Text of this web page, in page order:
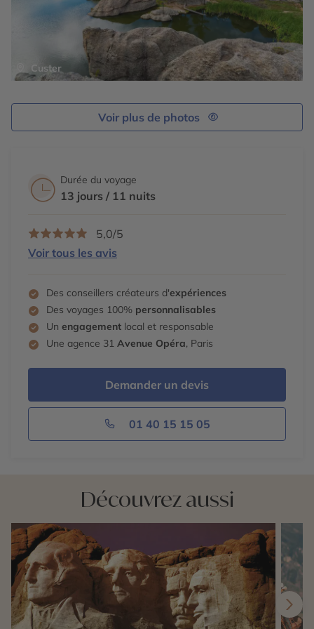
Custer
Voir plus de photos
Durée du voyage
13 jours / 11 nuits
5,0/5
Voir tous les avis
Des conseillers créateurs d'expériences
Des voyages 100% personnalisables
Un engagement local et responsable
Une agence 31 Avenue Opéra, Paris
Demander un devis
01 40 15 15 05
Découvrez aussi